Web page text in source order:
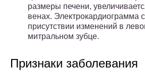
размеры печени,
венах. Электрокардиограмма
присутствии изменений в
митральном зубце.
Признаки заболевания